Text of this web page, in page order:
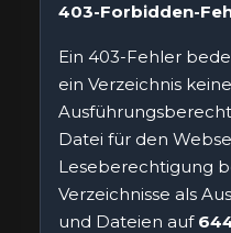
403-Forbidden-
Ein 403-Fehler
ein Verzeichnis keine
Datei für den
Leseberechtigung
Verzeichnisse als
und Dateien auf